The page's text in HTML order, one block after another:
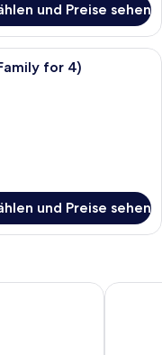
und Preise sehen
2 Doppelbetten
for 4)
und Preise sehen
The